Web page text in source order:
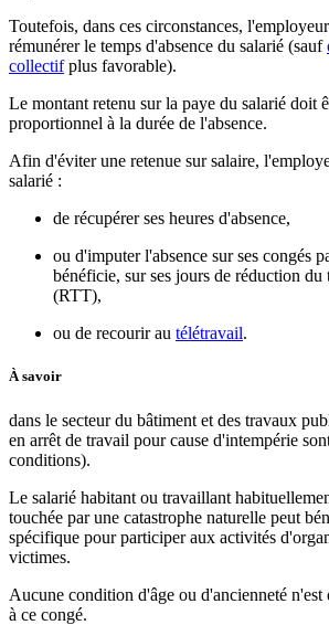
Toutefois, dans ces circonstances,
rémunérer le temps d'absence du salarié (sauf
collectifplus favorable).
Le montant retenu sur la paye du salarié doit
proportionnel à la durée de l'absence.
Afin d'éviter une retenue sur salaire,
salarié :
de récupérer ses heures d'absence,
ou d'imputer l'absence sur ses congés
bénéficie, sur ses jours de réduction du
(RTT),
ou de recourir au télétravail.
À savoir
dans le secteur du bâtiment et des travaux
en arrêt de travail pour cause d'intempérie
conditions).
Le salarié habitant ou travaillant
touchée par une catastrophe naturelle peut
spécifique pour participer aux activités
victimes.
Aucune condition d'âge ou d'ancienneté
à ce congé.